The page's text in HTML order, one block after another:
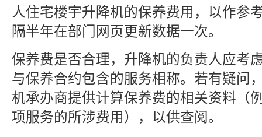
人住宅楼宇升降机的保养费用，以作参
隔半年在部门网页更新数据一次。
保养费是否合理，升降机的负责人应考
与保养合约包含的服务相称。若有疑问
机承办商提供计算保养费的相关资料（
项服务的所涉费用），以供查阅。